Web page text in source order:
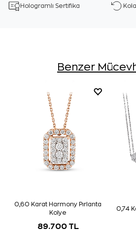
Hologramlı Sertifika
Benzer
0,60 Karat Harmony Pırlanta
Kolye
89.700 TL
0,74